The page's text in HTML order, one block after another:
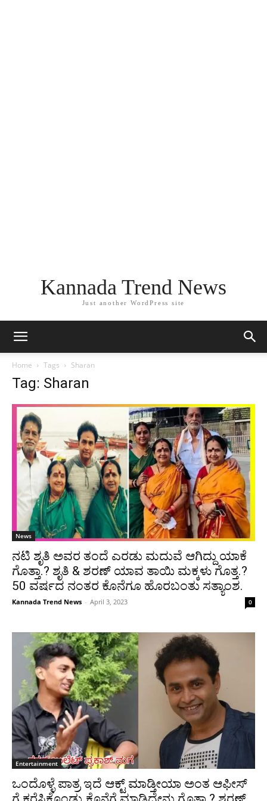
Kannada Trend News
Just another WordPress site
Home Tags Sharan
Tag: Sharan
News
ನಟಿ ಶೃತಿ ಅವರ ತಂದೆ ಎರಡು ಮದುವೆ ಆಗಿದ್ದು ಯಾಕೆ
ಗೊತ್ತಾ.? ಶೃತಿ & ಶರಣ್ ಯಾವ ತಾಯಿ ಮಕ್ಕಳು ಗೊತ್ತ.?
50 ವರ್ಷದ ನಂತರ ಕೊನೆಗೂ ಹೊರಬಂತು ಸತ್ಯಾಂಶ.
Kannada Trend News - April 3, 2023 0
Entertainment
ಒಂದೊಳ್ಳೆ ಪಾತ್ರ ಇದೆ ಆಕ್ಟ್ ಮಾಡ್ತೀಯಾ ಅಂತ ಆಫೀಸ್